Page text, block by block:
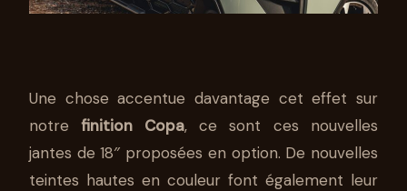
Une chose accentue davantage cet effet sur
notrefinition Copa, ce sont ces nouvelles
jantes de 18″ proposées en option. De nouvelles
teintes hautes en couleur font également leur